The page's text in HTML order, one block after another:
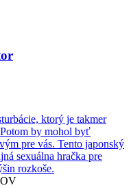
ktorý je takmer
by mohol byť
pre vás. Tento japonský
sexuálna hračka pre
rozkoše.